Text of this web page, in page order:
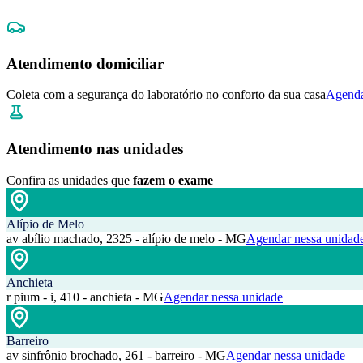
Atendimento domiciliar
Coleta com a segurança do laboratório no conforto da sua casa
Atendimento nas unidades
Confira as unidades que fazem o exame
Alípio de Melo
av abílio machado, 2325 - alípio de melo - MGAgendar nessa
Anchieta
r pium - i, 410 - anchieta - MGAgendar nessa unidade
Barreiro
av sinfrônio brochado, 261 - barreiro - MGAgendar nessa unidade